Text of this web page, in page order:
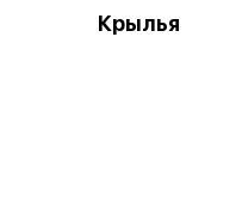
Крылья